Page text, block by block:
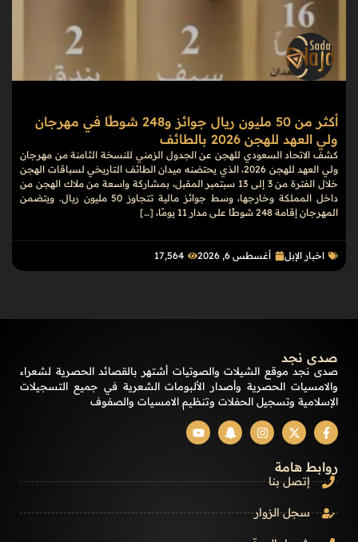
أكثر من 50 مليون ريال جوائز و248 شوطًا في مهرجان
ولي العهد للهجن 2026 بالطائف
كشف الاتحاد السعودي للهجن عن الجدول الزمني للنسخة الثامنة من مهرجان
ولي العهد للهجن 2026، الذي يحتضنه ميدان الطائف التاريخي لسباقات الهجن
خلال الفترة من 3 إلى 13 سبتمبر المقبل، بمشاركة واسعة من ملاك الهجن من
داخل المملكة وخارجها، وسط جوائز مالية تتجاوز 50 مليون ريال. ويتضمن
المهرجان إقامة 248 شوطًا على مدار 11 يومًا، […]
اخبار الإبل أغسطس 6, 2026 17٬564
صدى نجد
صدى نجد موقع الشيلات والصوتيات أشتهر بالقصائد الحصرية لشعراء
والامسيات الحصرية وأصدار الألبومات الشعرية في جميع التسجيلات
الإسلامية وتسجيل الحفلات وتنظيم الامسيات والصفوف
روابط هامة
إتصل بنا
سجل الزوار